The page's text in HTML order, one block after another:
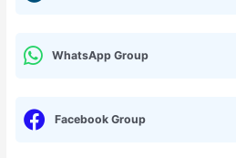
WhatsApp Group
Facebook Group